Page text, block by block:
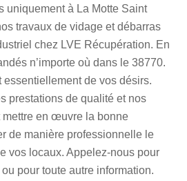
uniquement à La Motte Saint
travaux de vidage et débarras
chez LVE Récupération. En
n’importe où dans le 38770.
de vos désirs.
prestations de qualité et nos
en œuvre la bonne
de manière professionnelle le
vos locaux. Appelez-nous pour
pour toute autre information.